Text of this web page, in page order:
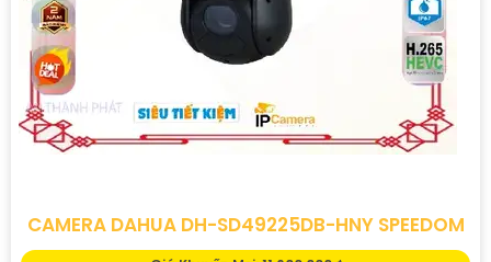
CAMERA DAHUA DH-SD49225DB-HNY SPEEDOM